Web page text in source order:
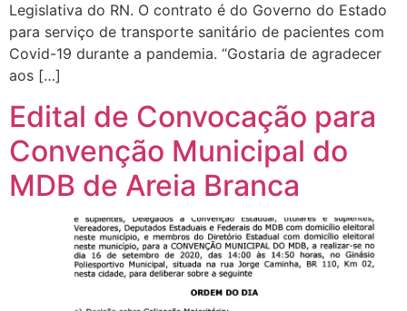
Legislativa do RN. O contrato é do Governo do Estado
para serviço de transporte sanitário de pacientes com
Covid-19 durante a pandemia. “Gostaria de agradecer
aos […]
Edital de Convocação para
Convenção Municipal do
MDB de Areia Branca